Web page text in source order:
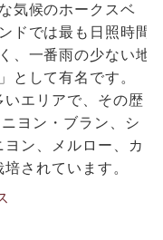
気候のホークスベ
ドでは最も日照時間
、一番雨の少ない地
として有名です。
いエリアで、その歴
ヨン・ブラン、シ
ン、メルロー、カ
されています。